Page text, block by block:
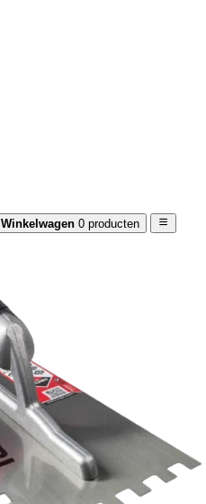
Winkelwagen 0 producten